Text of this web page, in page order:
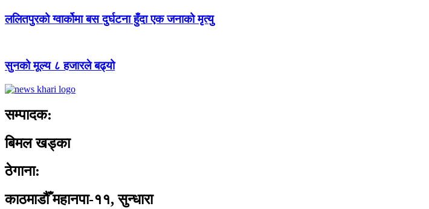
ललितपुरको ग्वार्कोमा बस दुर्घटना हुँदा एक जनाको मृत्यु
सुनको मूल्य ८ हजारले बढ्यो
सम्पादक:
बिमल खड्का
ठेगाना:
काठमाडौँ महानपा-११, सुन्धारा